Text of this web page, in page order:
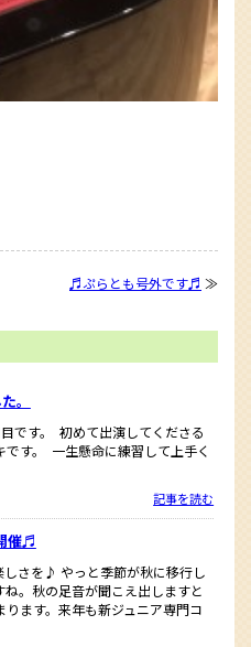
♬ぷらとも号外です♬ ≫
。
です。 初めて出演してくださる
す。 一生懸命に練習して上手く
記事を読む
催♬
さを♪ やっと季節が秋に移行し
。秋の足音が聞こえ出しますと
ます。来年も新ジュニア専門コ